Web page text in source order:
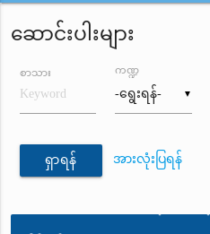
ဆောင်းပါးများ
စာသား
▼
ကဏ္ဍ
ရှာရန် အားလုံးပြရန်